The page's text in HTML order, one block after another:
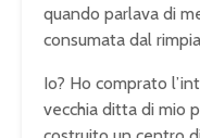
quando parlava di
consumata dal
Io? Ho comprato
vecchia ditta di mio